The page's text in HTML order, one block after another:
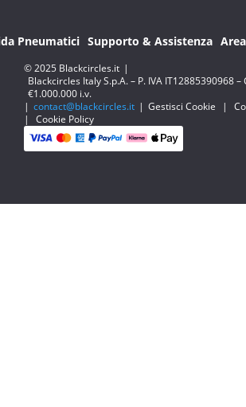
Pneumatici Supporto & Assistenza
© 2025 Blackcircles.it |
Blackcircles Italy S.p.A. – P. IVA IT12885390968 –
€1.000.000 i.v.
| contact@blackcircles.it | Gestisci Cookie |
|
Cookie Policy